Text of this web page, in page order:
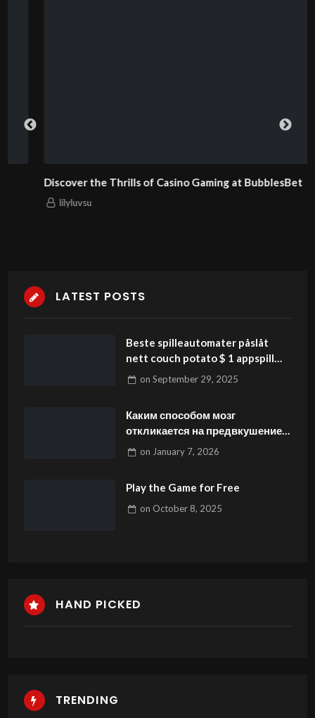
Discover the Thrills of Casino Gaming at BubblesBet
lilyluvsu
LATEST POSTS
Beste spilleautomater påslåt
nett couch potato $ 1 appspill
Ucobet Gave indre sett 2024
on September 29, 2025
Каким способом мозг
откликается на предвкушение
вознаграждения
on January 7, 2026
Play the Game for Free
on October 8, 2025
HAND PICKED
TRENDING